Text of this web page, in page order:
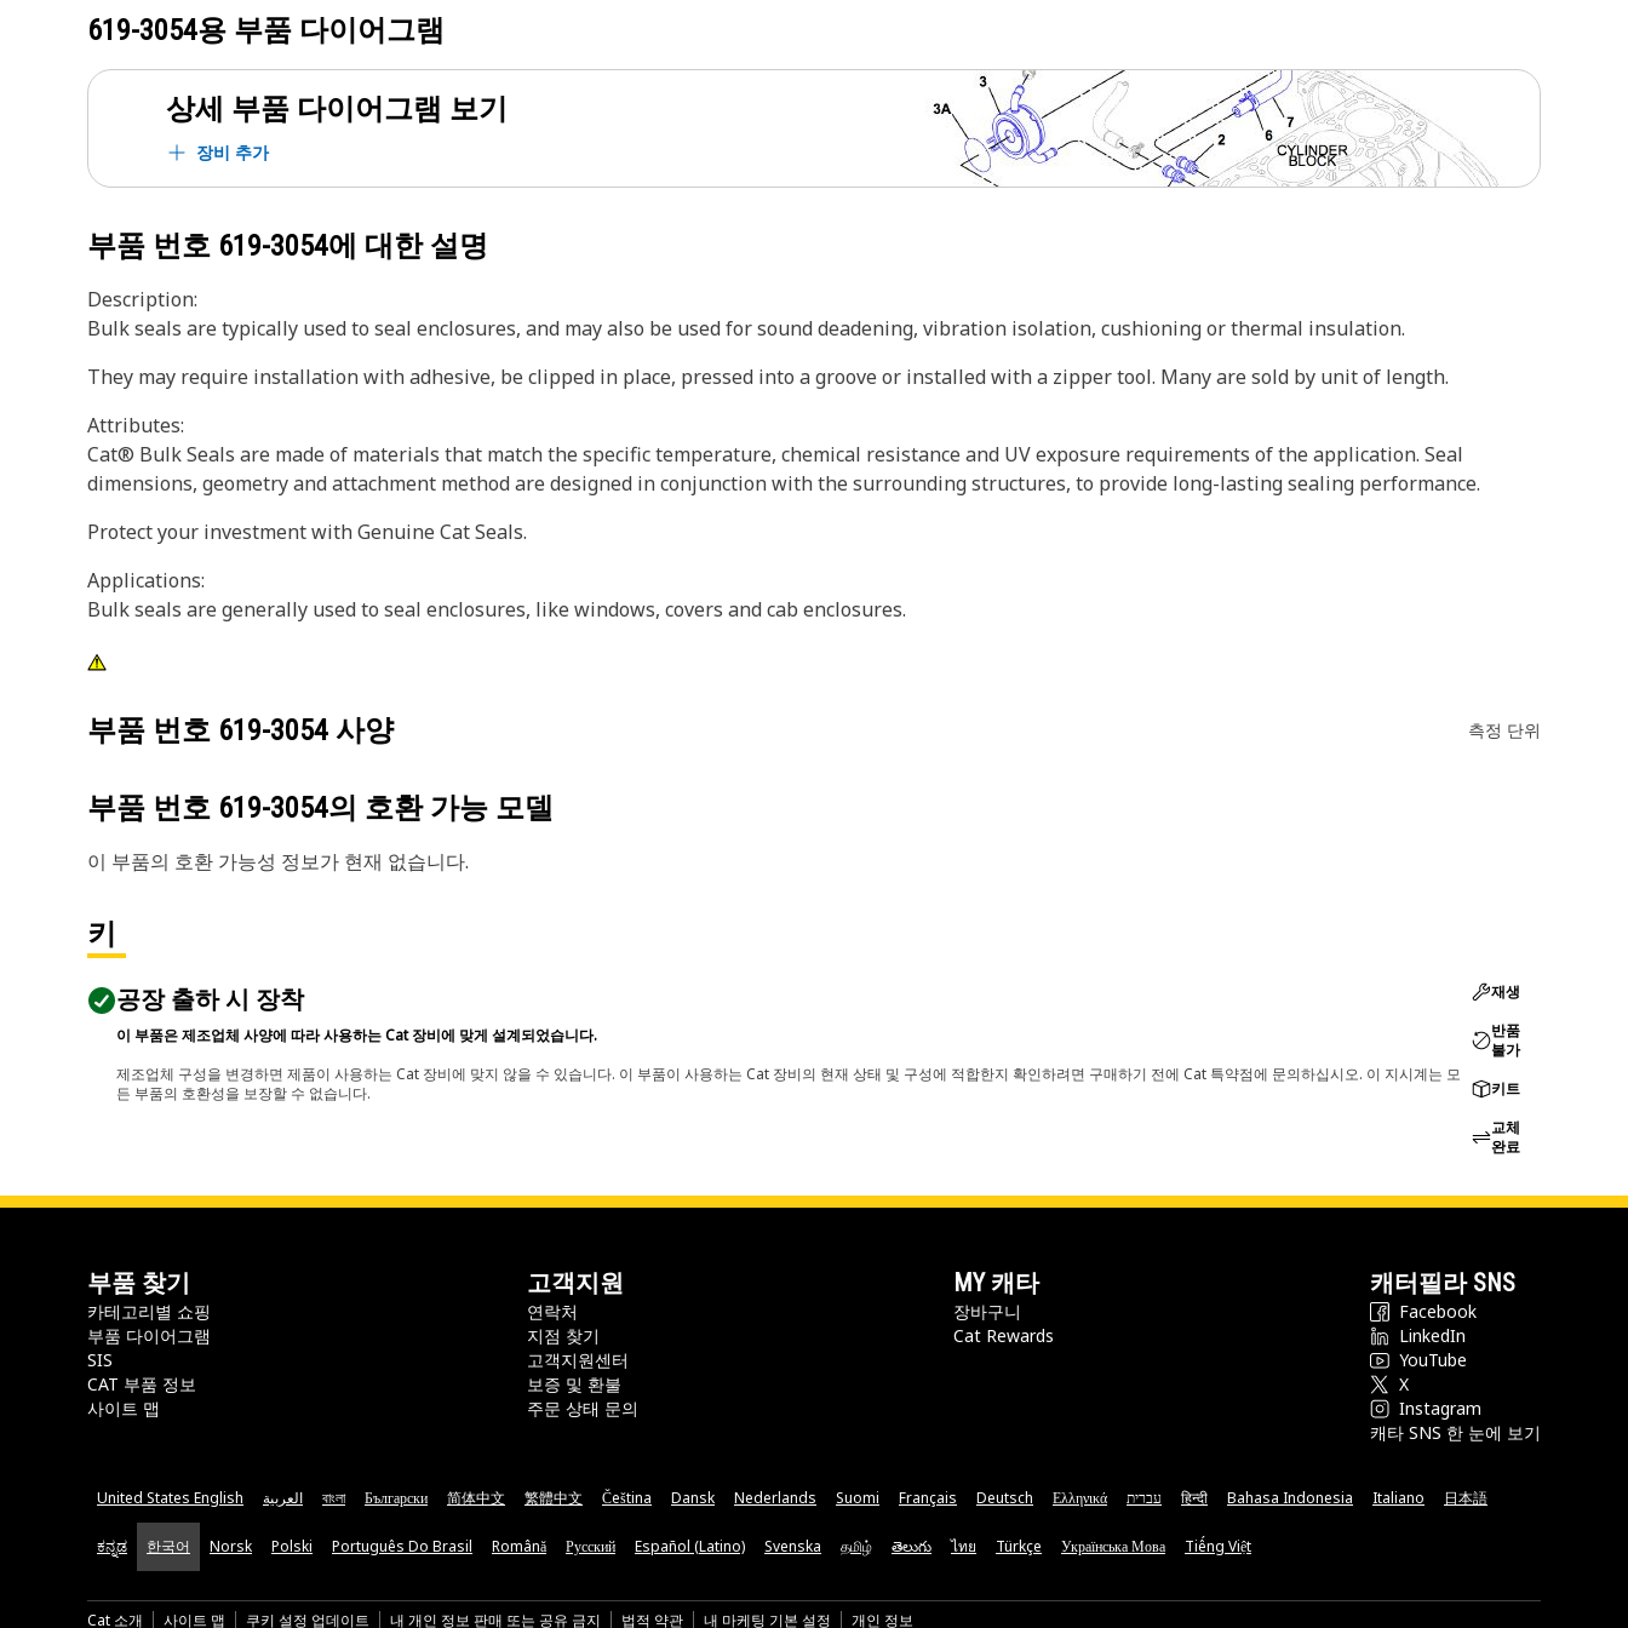
619-3054용 부품 다이어그램
상세 부품 다이어그램 보기
장비 추가
부품 번호 619-3054에 대한 설명
Description:
Bulk seals are typically used to seal enclosures, and may also be used for sound deadening, vibration isolation, cushioning or thermal insulation.
They may require installation with adhesive, be clipped in place, pressed into a groove or installed with a zipper tool. Many are sold by unit of length.
Attributes:
Cat® Bulk Seals are made of materials that match the specific temperature, chemical resistance and UV exposure requirements of the application. Seal
dimensions, geometry and attachment method are designed in conjunction with the surrounding structures, to provide long-lasting sealing performance.
Protect your investment with Genuine Cat Seals.
Applications:
Bulk seals are generally used to seal enclosures, like windows, covers and cab enclosures.
부품 번호 619-3054 사양 측정 단위
부품 번호 619-3054의 호환 가능 모델
이 부품의 호환 가능성 정보가 현재 없습니다.
키
공장 출하 시 장착
이 부품은 제조업체 사양에 따라 사용하는 Cat 장비에 맞게 설계되었습니다.
제조업체 구성을 변경하면 제품이 사용하는 Cat 장비에 맞지 않을 수 있습니다. 이 부품이 사용하는 Cat 장비의 현재 상태 및 구성에 적합한지 확인하려면 구매하기 전에 Cat 특약점에 문의하십시오. 이 지시계는 모
든 부품의 호환성을 보장할 수 없습니다.
재생
반품
불가
키트
교체
완료
부품 찾기
카테고리별 쇼핑
부품 다이어그램
SIS
CAT 부품 정보
사이트 맵
고객지원
연락처
지점 찾기
고객지원센터
보증 및 환불
주문 상태 문의
MY 캐타
장바구니
Cat Rewards
캐터필라 SNS
Facebook
LinkedIn
YouTube
X
Instagram
캐타 SNS 한 눈에 보기
United States English العربية বাংলা Български 简体中文 繁體中文 Čeština Dansk Nederlands Suomi Français Deutsch Ελληνικά עברית हिन्दी Bahasa Indonesia Italiano 日本語
ಕನ್ನಡ 한국어 Norsk Polski Português Do Brasil Română Русский Español (Latino) Svenska தமிழ் తెలుగు ไทย Türkçe Українська Мова Tiếng Việt
Cat 소개 사이트 맵 쿠키 설정 업데이트 내 개인 정보 판매 또는 공유 금지 법적 약관 내 마케팅 기본 설정 개인 정보